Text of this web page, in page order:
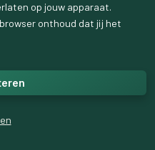
op jouw apparaat.
onthoud dat jij het